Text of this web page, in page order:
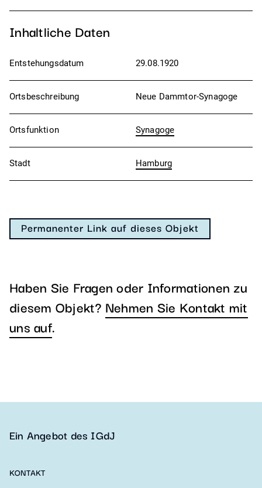
Inhaltliche Daten
Entstehungsdatum 29.08.1920
Ortsbeschreibung Neue Dammtor-Synagoge
Ortsfunktion Synagoge
Stadt Hamburg
Permanenter Link auf dieses Objekt
Haben Sie Fragen oder Informationen zu
diesem Objekt? Nehmen Sie Kontakt mit
uns auf.
Ein Angebot des IGdJ
KONTAKT